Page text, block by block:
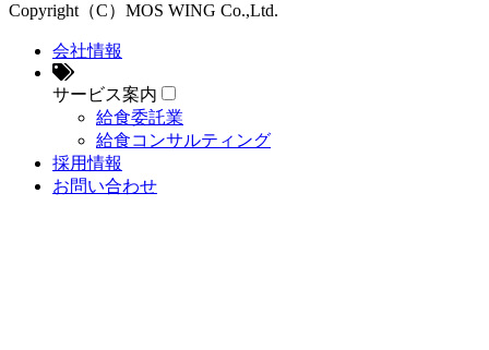
Copyright（C）MOS WING Co.,Ltd.
会社情報
サービス案内
給食委託業
給食コンサルティング
採用情報
お問い合わせ